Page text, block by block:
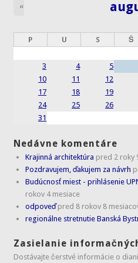
«
P U S Š
3
4 5
10
11 12
17
18 19
24
25 26
31
Nedávne komentáre
Krajinná architektúra pred 2 roky
Pozdravujem, ďakujem za návrh
Budúcnosť miest - prihlásenie
rokov 4 mesiace
odpoveď pred 8 rokov 8
regionálne stretnutie Banská
Zasielanie
Dostávajte čerstvé informácie o dianí